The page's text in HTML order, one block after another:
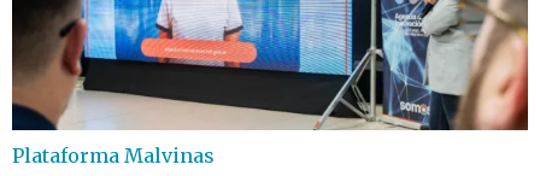
Plataforma Malvinas